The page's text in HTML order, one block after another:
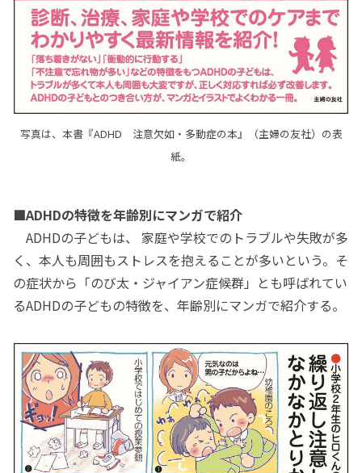
写真は、本書『ADHD 注意欠如・多動症の本』（主婦の友社）の表
紙。
■ADHDの特徴を年齢別にマンガで紹介
ADHDの子どもは、 家庭や学校でのトラブルや失敗が多
く、本人も周囲もストレスを抱えることが多いという。そ
の症状から「のび太・ジャイアン症候群」とも呼ばれてい
るADHDの子どもの特徴を、年齢別にマンガで紹介する。